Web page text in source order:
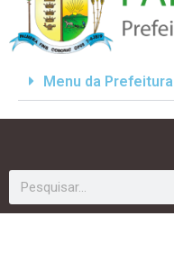
Menu da Prefeitura